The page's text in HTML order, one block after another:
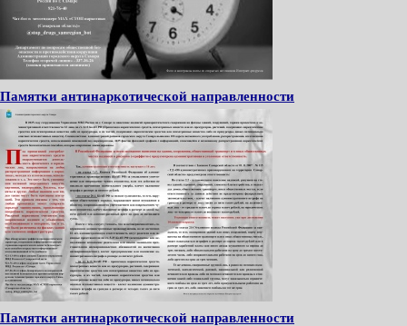
Памятки антинаркотической направленности
Памятки антинаркотической направленности